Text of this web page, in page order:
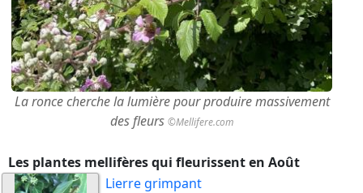
La ronce cherche la lumière pour produire massivement
des fleurs ©Mellifere.com
Les plantes mellifères qui fleurissent en Août
Lierre grimpant